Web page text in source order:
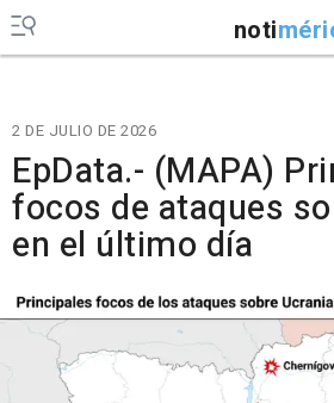
noti
2 DE JULIO DE 2026
EpData.- (MAPA)
focos de ataques
en el último día